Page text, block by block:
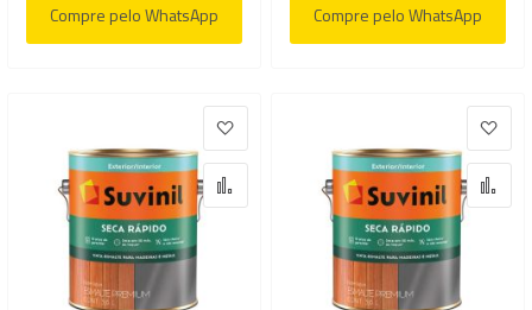
Compre pelo WhatsApp Compre pelo WhatsApp
Adicionar à lista de desejos
Adicionar para Comparar